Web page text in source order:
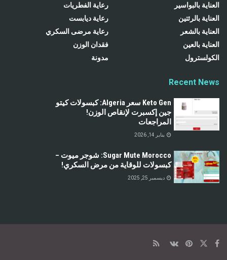
العناية بالبواسير
العناية بالرئتين
العناية بالشعر
العناية بالعين
الكولسترول
رعاية الفطريات
رعاية ديابست
رعاية مرضى السكري
فقدان الوزن
مدونة
Recent News
Keto Gen سعر Algeria: كبسولات كيتو
جين إكسبرت لإنقاص الوزن!
المراجعات
يناير 14, 2026
Sugar Mute Morocco: شوجر ميوت –
كبسولات للوقاية من مرض السكري!
ديسمبر 25, 2025